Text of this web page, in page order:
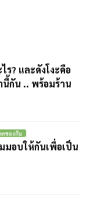
ร? และดังโงะคือ
นี้กัน .. พร้อมร้าน
ตของกิน
อบให้กันเพื่อเป็น